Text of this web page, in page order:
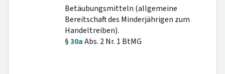
Betäubungsmitteln (allgemeine
Bereitschaft des Minderjährigen zum
Handeltreiben).
§30aAbs. 2 Nr. 1 BtMG